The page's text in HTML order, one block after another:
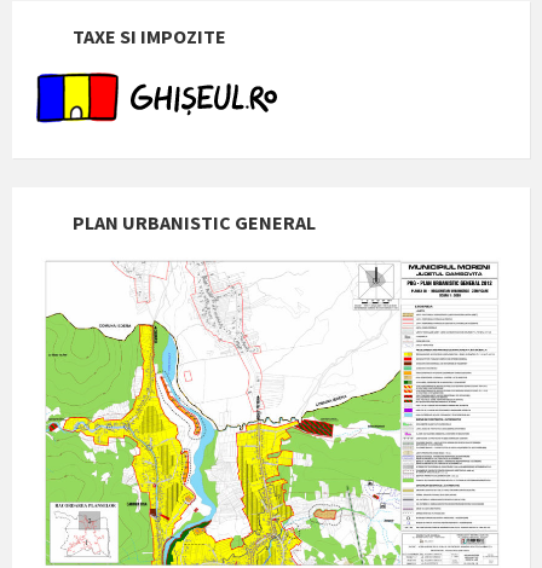
TAXE SI IMPOZITE
PLAN URBANISTIC GENERAL